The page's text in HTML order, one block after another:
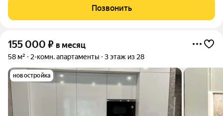
тех, кто ценит комфорт, стиль и безопасность. Преимущества:
Дизайнерский ремонт:
Позвонить
155 000 ₽ в месяц
58 м² 2-комн. апартаменты 3 этаж из 28
новостройка